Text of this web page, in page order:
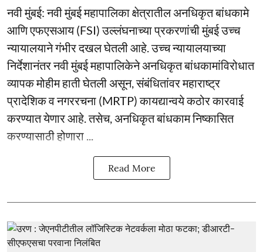
नवी मुंबई: नवी मुंबई महापालिका क्षेत्रातील अनधिकृत बांधकामे
आणि एफएसआय (FSI) उल्लंघनाच्या प्रकरणांची मुंबई उच्च
न्यायालयाने गंभीर दखल घेतली आहे. उच्च न्यायालयाच्या
निर्देशानंतर नवी मुंबई महापालिकेने अनधिकृत बांधकामांविरोधात
व्यापक मोहीम हाती घेतली असून, संबंधितांवर महाराष्ट्र
प्रादेशिक व नगररचना (MRTP) कायद्यान्वये कठोर कारवाई
करण्यात येणार आहे. तसेच, अनधिकृत बांधकाम निष्कासित
करण्यासाठी होणारा ...
Read More